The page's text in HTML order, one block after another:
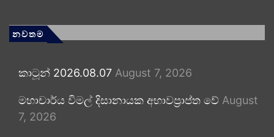
නවතම
කාටූන් 2026.08.07 August 7, 2026
මහාචාර්ය විමල් දිසානායක අභාවප්‍රාප්ත වේ August
7, 2026